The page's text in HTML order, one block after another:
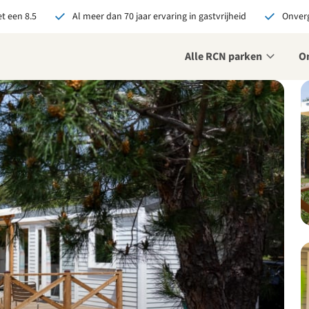
een 8.5 Al meer dan 70 jaar ervaring in gastvrijheid
Alle RCN parken
bij RCN boekt, krijg je:
De beste prijsgarantie
Exclusieve voordelen
Persoonlijk contact
alle voordelen